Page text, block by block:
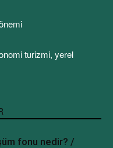
turizmi, yerel
fonu nedir? /